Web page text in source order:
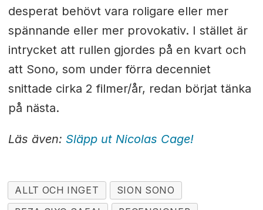
desperat behövt vara roligare eller mer
spännande eller mer provokativ. I stället är
intrycket att rullen gjordes på en kvart och
att Sono, som under förra decenniet
snittade cirka 2 filmer/år, redan börjat tänka
på nästa.
Läs även: Släpp ut Nicolas Cage!
ALLT OCH INGET
SION SONO